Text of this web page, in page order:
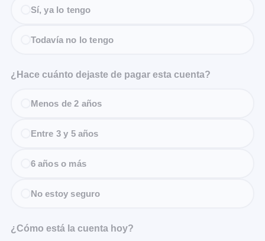
Sí, ya lo tengo
Todavía no lo tengo
¿Hace cuánto dejaste de pagar esta cuenta?
Menos de 2 años
Entre 3 y 5 años
6 años o más
No estoy seguro
¿Cómo está la cuenta hoy?